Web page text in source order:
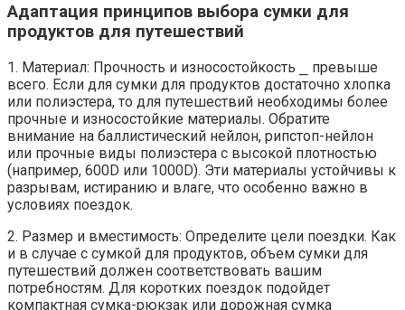
Адаптация принципов выбора сумки для
продуктов для путешествий
1. Материал: Прочность и износостойкость ⎯ превыше
всего. Если для сумки для продуктов достаточно хлопка
или полиэстера, то для путешествий необходимы более
прочные и износостойкие материалы. Обратите
внимание на баллистический нейлон, рипстоп-нейлон
или прочные виды полиэстера с высокой плотностью
(например, 600D или 1000D). Эти материалы устойчивы к
разрывам, истиранию и влаге, что особенно важно в
условиях поездок.
2. Размер и вместимость: Определите цели поездки. Как
и в случае с сумкой для продуктов, объем сумки для
путешествий должен соответствовать вашим
потребностям. Для коротких поездок подойдет
компактная сумка-рюкзак или дорожная сумка